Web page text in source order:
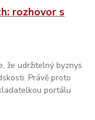
rozhovor s
že udržitelný byznys
Právě proto
portálu